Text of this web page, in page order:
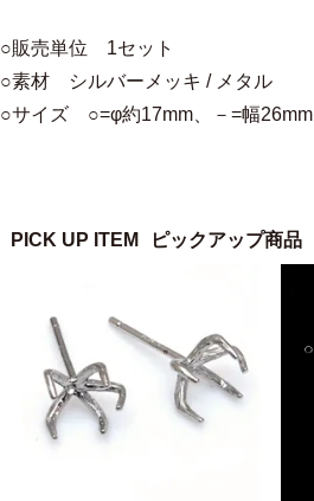
○販売単位 1セット
○素材 シルバーメッキ / メタル
○サイズ ○=φ約17mm、－=幅26mm
PICK UP ITEM ピックアップ商品